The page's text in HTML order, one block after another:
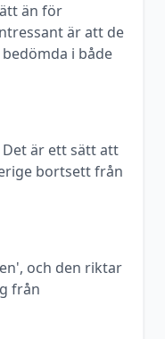
än för
är att de
i både
är ett sätt att
bortsett från
och den riktar
från